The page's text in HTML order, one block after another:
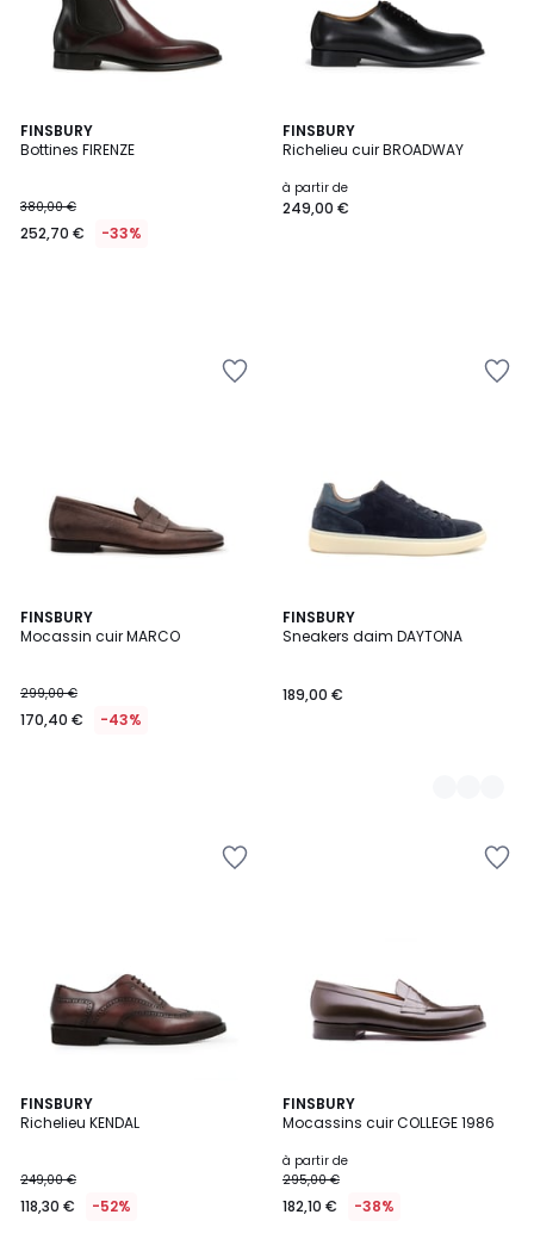
réduction
appliquée.
FINSBURY
Bottines FIRENZE
380,00 €
252,70 € -33%
FINSBURY
Richelieu cuir BROADWAY
à partir de
249,00 €
FINSBURY
Mocassin cuir MARCO
299,00 €
170,40 € -43%
FINSBURY
Sneakers daim DAYTONA
189,00 €
2
Couleurs
FINSBURY
Richelieu KENDAL
249,00 €
118,30 € -52%
FINSBURY
Mocassins cuir COLLEGE 1986
à partir de
295,00 €
182,10 € -38%
3
Couleurs